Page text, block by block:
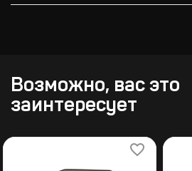
Возможно, вас это
заинтересует